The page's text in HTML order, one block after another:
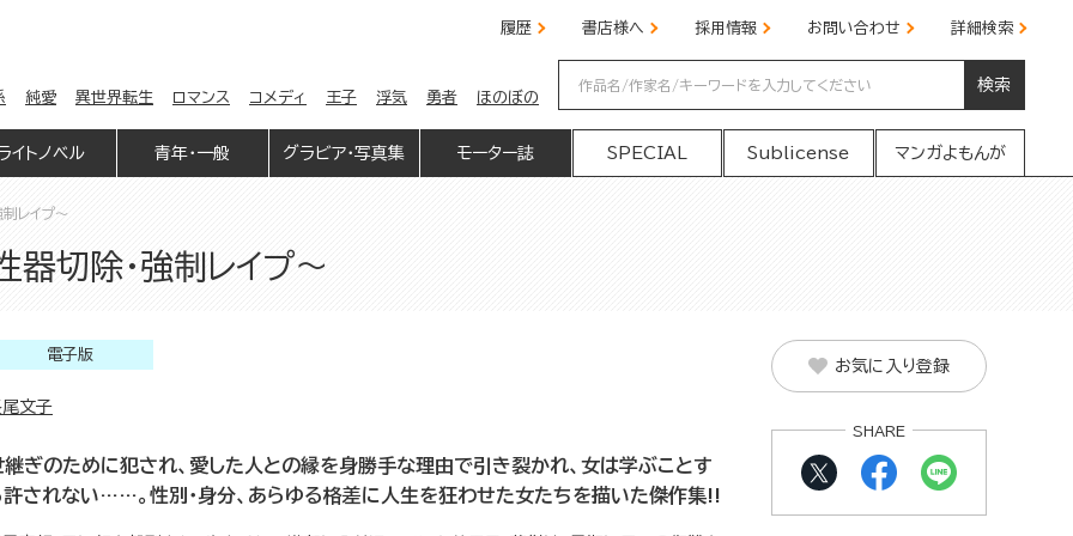
履歴 書店様へ 採用情報 お問い合わせ 詳細検索
純愛 異世界転生 ロマンス コメディ 王子 浮気 勇者 ほのぼの
検索
イトノベル 青年・一般 グラビア・写真集 モーター誌 SPECIAL Sublicense マンガよもんが
レイプ～
器切除・強制レイプ～
電子版
文子
継ぎのために犯され、愛した人との縁を身勝手な理由で引き裂かれ、女は学ぶことす
許されない……。性別・身分、あらゆる格差に人生を狂わせた女たちを描いた傑作集!!
お気に入り登録
SHARE